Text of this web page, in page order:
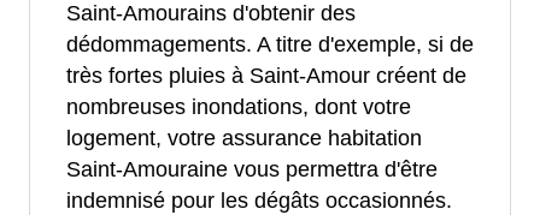
Saint-Amourains d'obtenir des
dédommagements. A titre d'exemple, si de
très fortes pluies à Saint-Amour créent de
nombreuses inondations, dont votre
logement, votre assurance habitation
Saint-Amouraine vous permettra d'être
indemnisé pour les dégâts occasionnés.